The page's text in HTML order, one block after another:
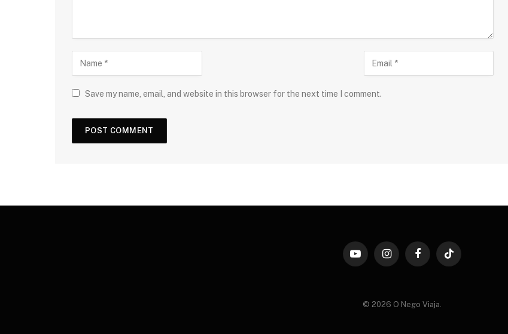
Save my name, email, and website in this browser for the next time I comment.
YouTubeInstagramFacebookTikTok
© 2026 O Nego Viaja.